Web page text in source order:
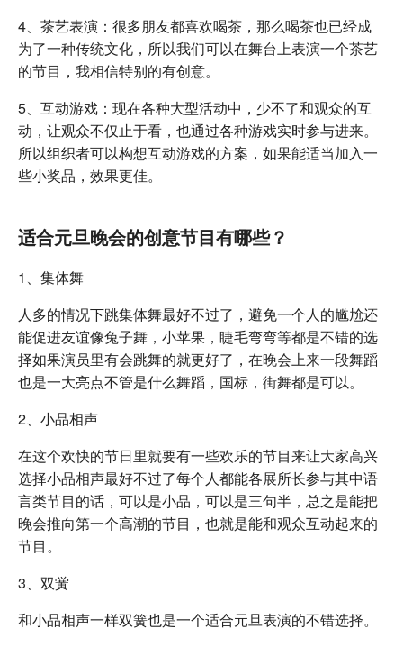
4、茶艺表演：很多朋友都喜欢喝茶，那么喝茶也已经成
为了一种传统文化，所以我们可以在舞台上表演一个茶艺
的节目，我相信特别的有创意。
5、互动游戏：现在各种大型活动中，少不了和观众的互
动，让观众不仅止于看，也通过各种游戏实时参与进来。
所以组织者可以构想互动游戏的方案，如果能适当加入一
些小奖品，效果更佳。
适合元旦晚会的创意节目有哪些？
1、集体舞
人多的情况下跳集体舞最好不过了，避免一个人的尴尬还
能促进友谊像兔子舞，小苹果，睫毛弯弯等都是不错的选
择如果演员里有会跳舞的就更好了，在晚会上来一段舞蹈
也是一大亮点不管是什么舞蹈，国标，街舞都是可以。
2、小品相声
在这个欢快的节日里就要有一些欢乐的节目来让大家高兴
选择小品相声最好不过了每个人都能各展所长参与其中语
言类节目的话，可以是小品，可以是三句半，总之是能把
晚会推向第一个高潮的节目，也就是能和观众互动起来的
节目。
3、双黉
和小品相声一样双簧也是一个适合元旦表演的不错选择。